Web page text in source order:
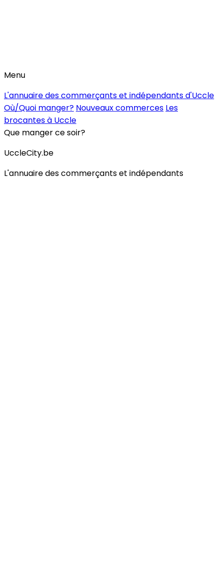
Menu
L'annuaire des commerçants et indépendants d'Uccle
Où/Quoi manger? Nouveaux commerces Les
brocantes à Uccle
Que manger ce soir?
UccleCity.be
L'annuaire des commerçants et indépendants